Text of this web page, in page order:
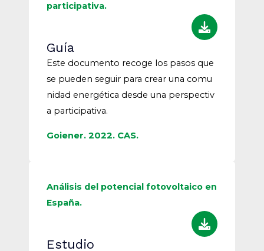
participativa.
Guía
Este documento recoge los pasos que
se pueden seguir para crear una comu
nidad energética desde una perspectiv
a participativa.
Goiener. 2022. CAS.
Análisis del potencial fotovoltaico en
España.
Estudio